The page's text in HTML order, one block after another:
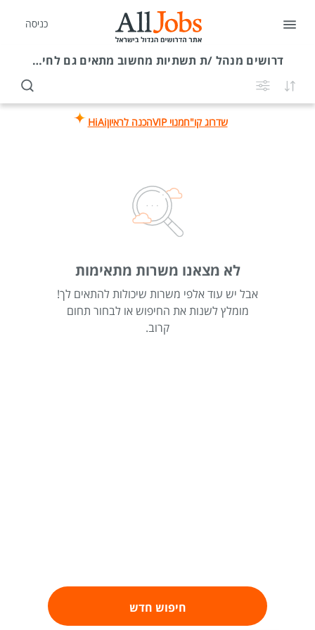
כניסה
דרושים מנהל /ת תשתיות מחשוב מתאים גם לחיילים משוחררים
שדרוג קו"חמנוי VIP הכנה לראיוןHiAi
לא מצאנו משרות מתאימות
אבל יש עוד אלפי משרות שיכולות להתאים לך!
מומלץ לשנות את החיפוש או לבחור תחום
קרוב.
חיפוש חדש